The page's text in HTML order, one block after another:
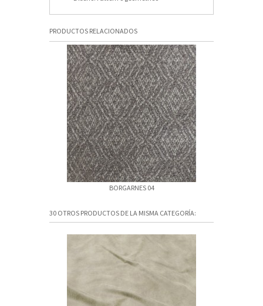
PRODUCTOS RELACIONADOS
BORGARNES 04
30 OTROS PRODUCTOS DE LA MISMA CATEGORÍA: